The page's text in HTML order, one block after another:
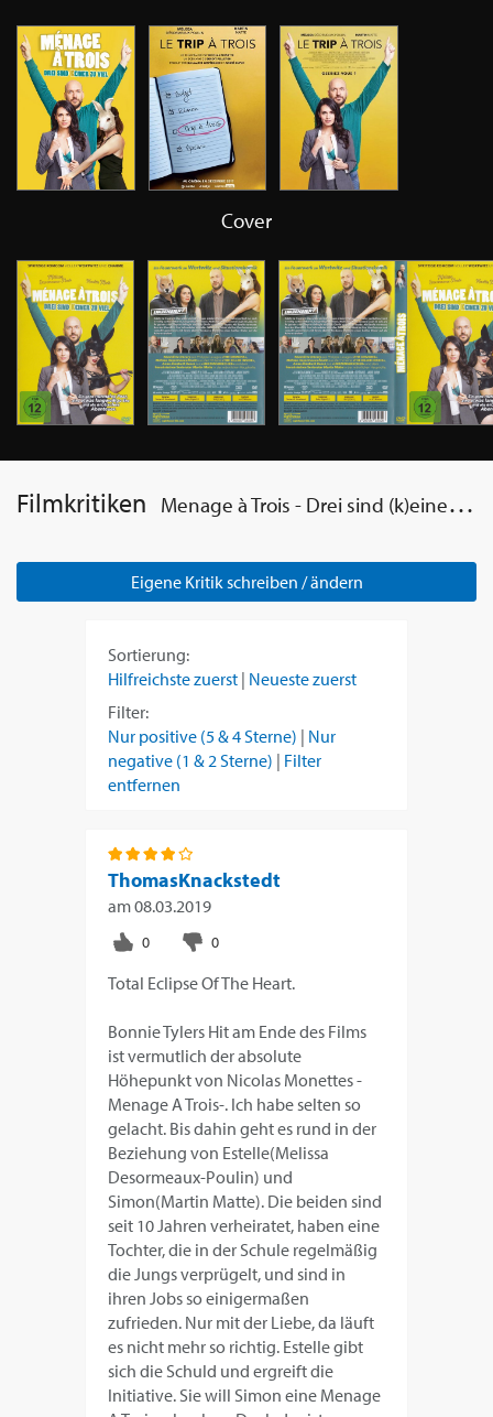
Cover
Filmkritiken Menage à Trois - Drei sind (k)einer zu viel
Eigene Kritik schreiben / ändern
Sortierung:
Hilfreichste zuerst | Neueste zuerst
Filter:
Nur positive (5 & 4 Sterne) | Nur
negative (1 & 2 Sterne) | Filter
entfernen
ThomasKnackstedt
am08.03.2019
Total Eclipse Of The Heart.
Bonnie Tylers Hit am Ende des Films
ist vermutlich der absolute
Höhepunkt von Nicolas Monettes -
Menage A Trois-. Ich habe selten so
gelacht. Bis dahin geht es rund in der
Beziehung von Estelle(Melissa
Desormeaux-Poulin) und
Simon(Martin Matte). Die beiden sind
seit 10 Jahren verheiratet, haben eine
Tochter, die in der Schule regelmäßig
die Jungs verprügelt, und sind in
ihren Jobs so einigermaßen
zufrieden. Nur mit der Liebe, da läuft
es nicht mehr so richtig. Estelle gibt
sich die Schuld und ergreift die
Initiative. Sie will Simon eine Menage